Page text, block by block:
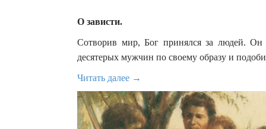
О зависти.
Сотворив мир, Бог принялся за людей. Он
десятерых мужчин по своему образу и
Читать далее →